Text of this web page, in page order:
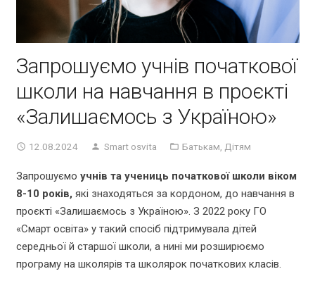
Запрошуємо учнів початкової
школи на навчання в проєкті
«Залишаємось з Україною»
12.08.2024 Smart osvita Батькам, Дітям
Запрошуємо учнів та учениць початкової школи віком
8-10 років, які знаходяться за кордоном, до навчання в
проєкті «Залишаємось з Україною». З 2022 року ГО
«Смарт освіта» у такий спосіб підтримувала дітей
середньої й старшої школи, а нині ми розширюємо
програму на школярів та школярок початкових класів.